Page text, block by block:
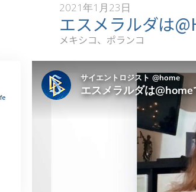
サイエントロジストたちが語るサイエ
ントロジー
サイエントロジストに会いましょう
教会の内部
サイエントロジーの基本原理
上級
オーガニ
フリーウ
サイエン
世界にも
デ
2021年1月23日
エスメラルダは
メキシコ、ポランコ